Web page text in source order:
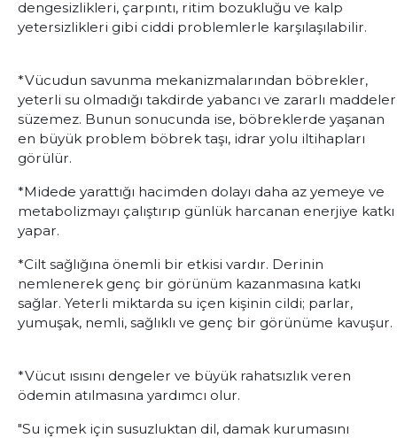
dengesizlikleri, çarpıntı, ritim bozukluğu ve kalp
yetersizlikleri gibi ciddi problemlerle karşılaşılabilir.
*Vücudun savunma mekanizmalarından böbrekler,
yeterli su olmadığı takdirde yabancı ve zararlı
süzemez. Bunun sonucunda ise, böbreklerde yaşanan
en büyük problem böbrek taşı, idrar yolu iltihapları
görülür.
*Midede yarattığı hacimden dolayı daha az yemeye ve
metabolizmayı çalıştırıp günlük harcanan enerjiye katkı
yapar.
*Cilt sağlığına önemli bir etkisi vardır. Derinin
nemlenerek genç bir görünüm kazanmasına katkı
sağlar. Yeterli miktarda su içen kişinin cildi; parlar,
yumuşak, nemli, sağlıklı ve genç bir görünüme kavuşur.
*Vücut ısısını dengeler ve büyük rahatsızlık veren
ödemin atılmasına yardımcı olur.
"Su içmek için susuzluktan dil, damak kurumasını